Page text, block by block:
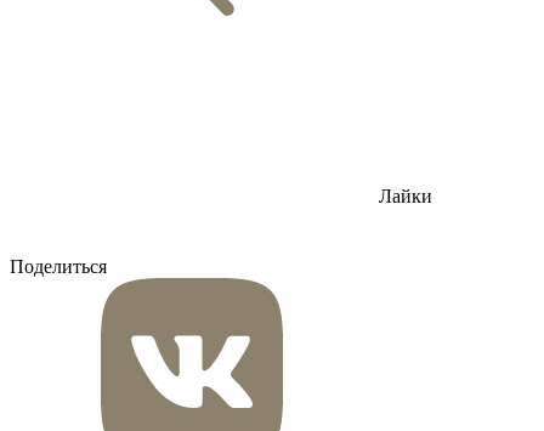
Лайки
Поделиться